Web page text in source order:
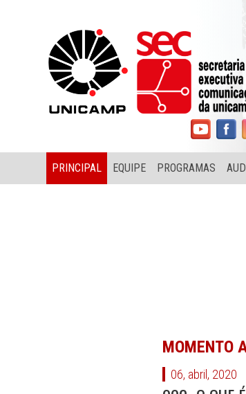
PRINCIPAL EQUIPE PROGRAMAS
MOMENTO
06, abril, 2020